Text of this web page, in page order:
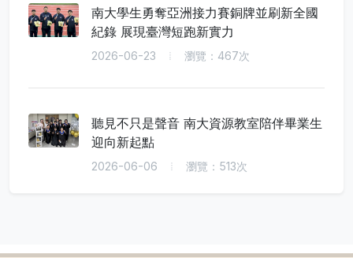
南大學生勇奪亞洲接力賽銅牌並刷新全國
紀錄 展現臺灣短跑新實力
2026-06-23 瀏覽：467次
聽見不只是聲音 南大資源教室陪伴畢業生
迎向新起點
2026-06-06 瀏覽：513次